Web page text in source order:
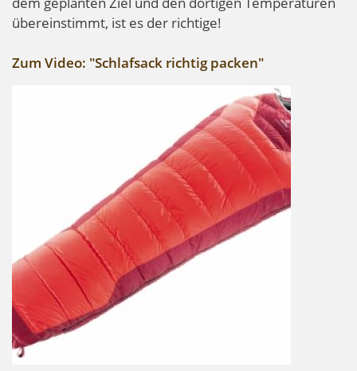
übereinstimmt, ist es der richtige!
Zum Video: "Schlafsack richtig packen"